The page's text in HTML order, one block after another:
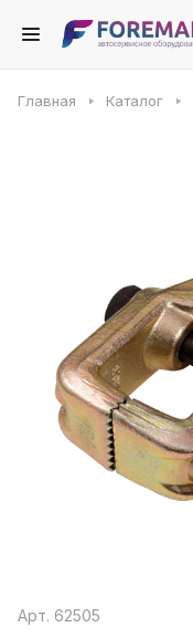
Главная Каталог
Арт. 62505